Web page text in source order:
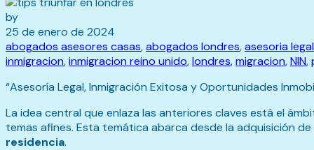
by
25 de enero de 2024
abogados asesores casas,abogados londres,asesoria legal
inmigracion,inmigracion reino unido,londres,migracion,NIN,
“Asesoría Legal, Inmigración Exitosa y Oportunidades
La idea central que enlaza las anteriores claves está el
temas afines. Esta temática abarca desde la adquisición
residencia.